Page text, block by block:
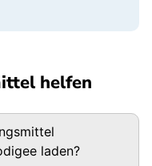
helfen
laden?